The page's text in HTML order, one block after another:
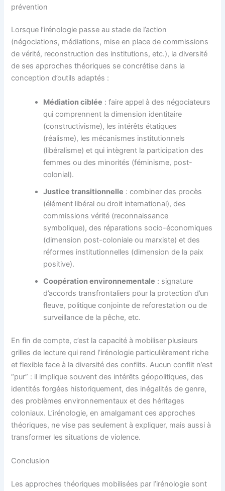
prévention
Lorsque l’irénologie passe au stade de l’action
(négociations, médiations, mise en place de commissions
de vérité, reconstruction des institutions, etc.), la diversité
de ses approches théoriques se concrétise dans la
conception d’outils adaptés :
Médiation ciblée : faire appel à des négociateurs
qui comprennent la dimension identitaire
(constructivisme), les intérêts étatiques
(réalisme), les mécanismes institutionnels
(libéralisme) et qui intègrent la participation des
femmes ou des minorités (féminisme, post-
colonial).
Justice transitionnelle : combiner des procès
(élément libéral ou droit international), des
commissions vérité (reconnaissance
symbolique), des réparations socio-économiques
(dimension post-coloniale ou marxiste) et des
réformes institutionnelles (dimension de la paix
positive).
Coopération environnementale : signature
d’accords transfrontaliers pour la protection d’un
fleuve, politique conjointe de reforestation ou de
surveillance de la pêche, etc.
En fin de compte, c’est la capacité à mobiliser plusieurs
grilles de lecture qui rend l’irénologie particulièrement riche
et flexible face à la diversité des conflits. Aucun conflit n’est
“pur” : il implique souvent des intérêts géopolitiques, des
identités forgées historiquement, des inégalités de genre,
des problèmes environnementaux et des héritages
coloniaux. L’irénologie, en amalgamant ces approches
théoriques, ne vise pas seulement à expliquer, mais aussi à
transformer les situations de violence.
Conclusion
Les approches théoriques mobilisées par l’irénologie sont